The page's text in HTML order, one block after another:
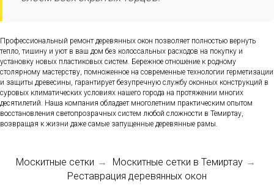
Профессиональный ремонт деревянных окон позволяет полностью вернуть
тепло, тишину и уют в ваш дом без колоссальных расходов на покупку и
установку новых пластиковых систем. Бережное отношение к родному
столярному мастерству, помноженное на современные технологии герметизации
и защиты древесины, гарантирует безупречную службу оконных конструкций в
суровых климатических условиях нашего города на протяжении многих
десятилетий. Наша компания обладает многолетним практическим опытом
восстановления светопрозрачных систем любой сложности в Темиртау,
возвращая к жизни даже самые запущенные деревянные рамы.
Москитные сетки → Москитные сетки в Темиртау →
Реставрация деревянных окон